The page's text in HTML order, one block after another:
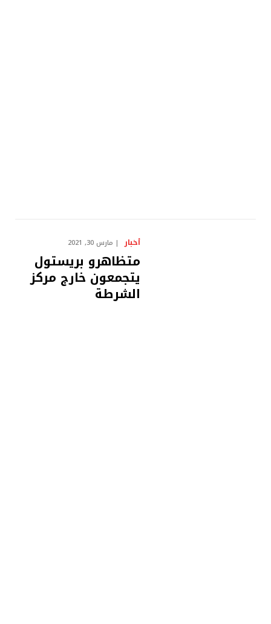
أخبار مارس 30, 2021
متظاهرو بريستول
يتجمعون خارج مركز
الشرطة